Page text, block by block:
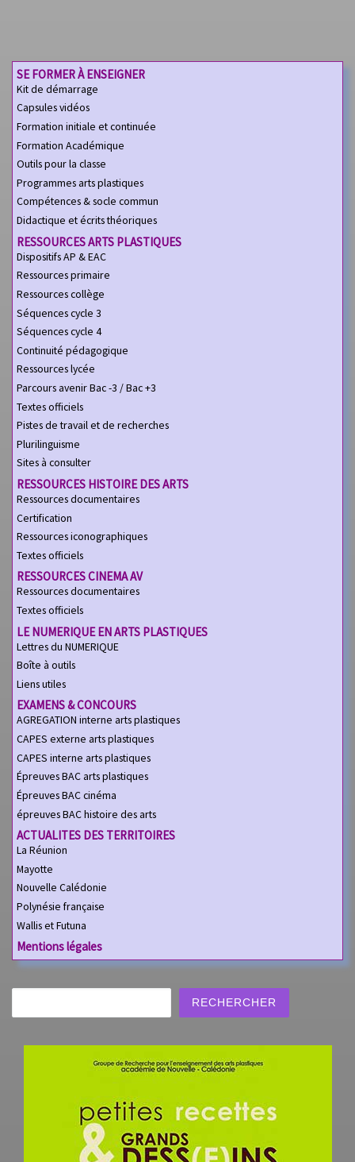
SE FORMER À ENSEIGNER
Kit de démarrage
Capsules vidéos
Formation initiale et continuée
Formation Académique
Outils pour la classe
Programmes arts plastiques
Compétences & socle commun
Didactique et écrits théoriques
RESSOURCES ARTS PLASTIQUES
Dispositifs AP & EAC
Ressources primaire
Ressources collège
Séquences cycle 3
Séquences cycle 4
Continuité pédagogique
Ressources lycée
Parcours avenir Bac -3 / Bac +3
Textes officiels
Pistes de travail et de recherches
Plurilinguisme
Sites à consulter
RESSOURCES HISTOIRE DES ARTS
Ressources documentaires
Certification
Ressources iconographiques
Textes officiels
RESSOURCES CINEMA AV
Ressources documentaires
Textes officiels
LE NUMERIQUE EN ARTS PLASTIQUES
Lettres du NUMERIQUE
Boîte à outils
Liens utiles
EXAMENS & CONCOURS
AGREGATION interne arts plastiques
CAPES externe arts plastiques
CAPES interne arts plastiques
Épreuves BAC arts plastiques
Épreuves BAC cinéma
épreuves BAC histoire des arts
ACTUALITES DES TERRITOIRES
La Réunion
Mayotte
Nouvelle Calédonie
Polynésie française
Wallis et Futuna
Mentions légales
RECHERCHER